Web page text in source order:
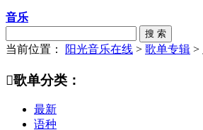
音乐
搜 索
当前位置： 阳光音乐在线 > 歌单专辑 >
歌单分类：
最新
语种